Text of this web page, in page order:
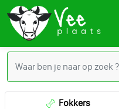
Fokkers